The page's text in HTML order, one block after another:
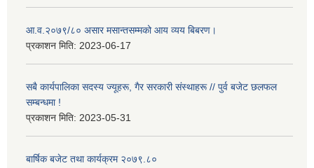
आ.व.२०७९/८० असार मसान्तसम्मको आय व्यय बिबरण।
प्रकाशन मिति: 2023-06-17
सबै कार्यपालिका सदस्य ज्यूहरू, गैर सरकारी संस्थाहरू // पुर्व बजेट छलफल
सम्बन्धमा !
प्रकाशन मिति: 2023-05-31
बार्षिक बजेट तथा कार्यक्रम २०७९.८०